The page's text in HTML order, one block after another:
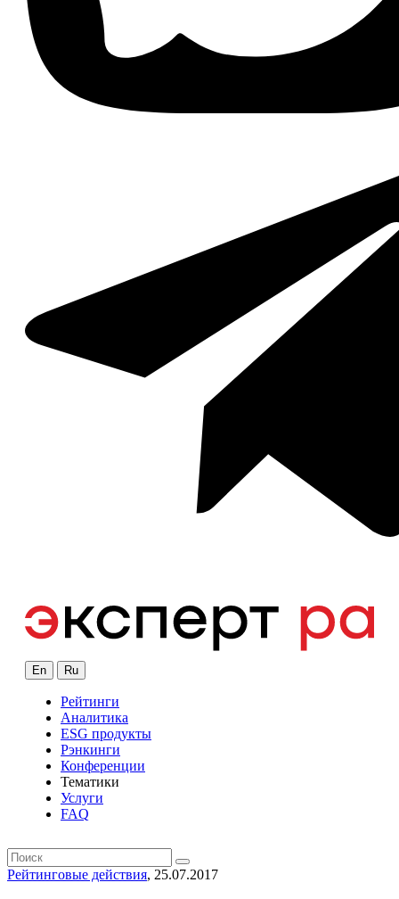
En Ru
Рейтинги
Аналитика
ESG продукты
Рэнкинги
Конференции
Тематики
Услуги
FAQ
Рейтинговые действия, 25.07.2017